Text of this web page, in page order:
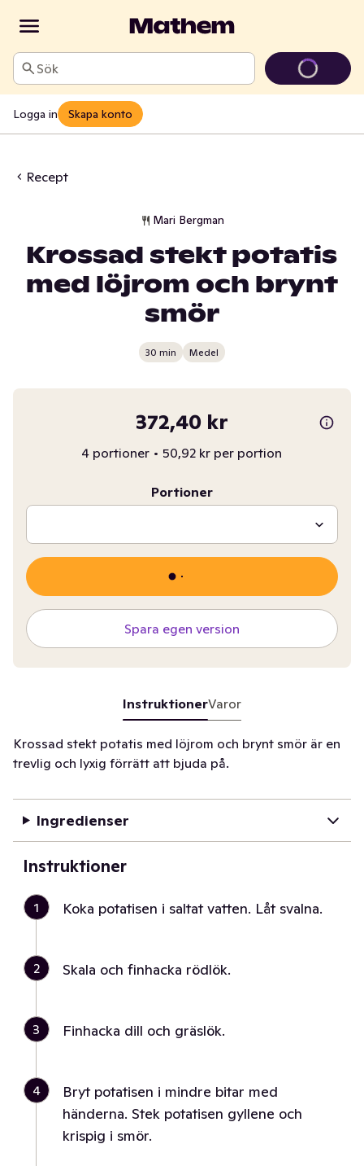
Sök
Logga in Skapa konto
Recept
Mari Bergman
Krossad stekt potatis
med löjrom och brynt
smör
30 min Medel
372,40 kr
4 portioner • 50,92 kr per portion
Portioner
Spara egen version
InstruktionerVaror
Krossad stekt potatis med löjrom och brynt smör är en
trevlig och lyxig förrätt att bjuda på.
Ingredienser
Instruktioner
1 Koka potatisen i saltat vatten. Låt svalna.
2 Skala och finhacka rödlök.
3 Finhacka dill och gräslök.
4
Bryt potatisen i mindre bitar med
händerna. Stek potatisen gyllene och
krispig i smör.